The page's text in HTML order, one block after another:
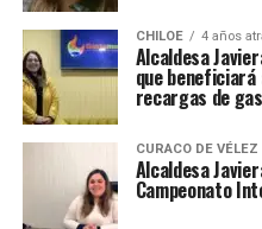
CHILOE 4 años
Alcaldesa
que beneficiará
recargas de
CURACO DE VÉLEZ
Alcaldesa
Campeonato